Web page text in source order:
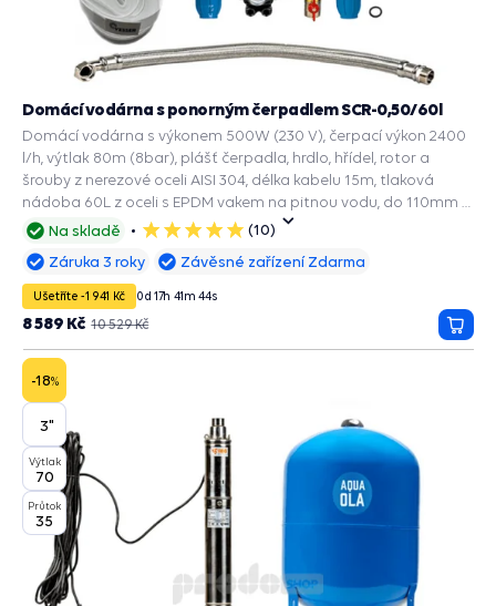
Na skladě
5
hvězdiček
(10)
Domácí vodárna s ponorným čerpadlem SCR-0,50/60l
Domácí vodárna s výkonem 500W (230 V), čerpací výkon 2400
l/h, výtlak 80m (8bar), plášť čerpadla, hrdlo, hřídel, rotor a
šrouby z nerezové oceli AISI 304, délka kabelu 15m, tlaková
nádoba 60L z oceli s EPDM vakem na pitnou vodu, do 110mm a
širšího vrtu.
Záruka 3 roky Závěsné zařízení Zdarma
Ušetříte -1 941 Kč 0d 17h 41m 43s
10 529 Kč
8 589 Kč
do
-18%
3"
Výtlak
70
Průtok
35